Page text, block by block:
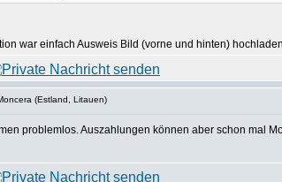
war einfach Ausweis Bild (vorne und hinten)
(Estland, Litauen)
problemlos. Auszahlungen können aber schon mal